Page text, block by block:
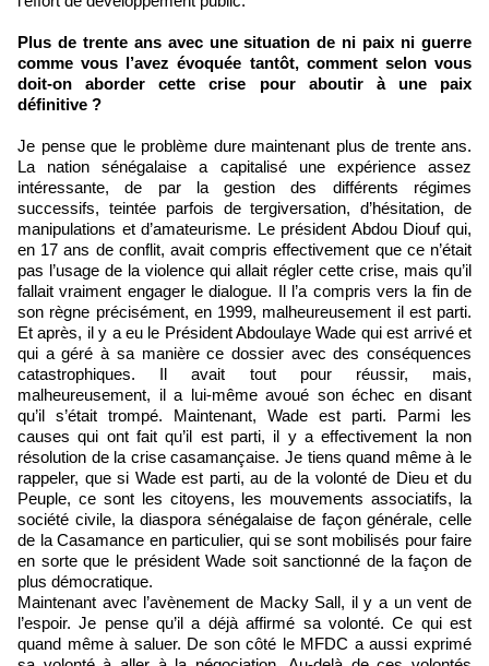
Plus de trente ans avec une situation de ni paix ni guerre
comme vous l’avez évoquée tantôt, comment selon vous
doit-on aborder cette crise pour aboutir à une paix
définitive ?
Je pense que le problème dure maintenant plus de trente ans.
La nation sénégalaise a capitalisé une expérience assez
intéressante, de par la gestion des différents régimes
successifs, teintée parfois de tergiversation, d’hésitation, de
manipulations et d’amateurisme. Le président Abdou Diouf qui,
en 17 ans de conflit, avait compris effectivement que ce n’était
pas l’usage de la violence qui allait régler cette crise, mais qu’il
fallait vraiment engager le dialogue. Il l’a compris vers la fin de
son règne précisément, en 1999, malheureusement il est parti.
Et après, il y a eu le Président Abdoulaye Wade qui est arrivé et
qui a géré à sa manière ce dossier avec des conséquences
catastrophiques. Il avait tout pour réussir, mais,
malheureusement, il a lui-même avoué son échec en disant
qu’il s’était trompé. Maintenant, Wade est parti. Parmi les
causes qui ont fait qu’il est parti, il y a effectivement la non
résolution de la crise casamançaise. Je tiens quand même à le
rappeler, que si Wade est parti, au de la volonté de Dieu et du
Peuple, ce sont les citoyens, les mouvements associatifs, la
société civile, la diaspora sénégalaise de façon générale, celle
de la Casamance en particulier, qui se sont mobilisés pour faire
en sorte que le président Wade soit sanctionné de la façon de
plus démocratique.
Maintenant avec l’avènement de Macky Sall, il y a un vent de
l’espoir. Je pense qu’il a déjà affirmé sa volonté. Ce qui est
quand même à saluer. De son côté le MFDC a aussi exprimé